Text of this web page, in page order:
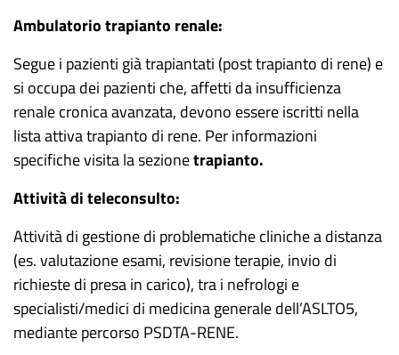
Ambulatorio trapianto renale:
Segue i pazienti già trapiantati (post trapianto di rene) e
si occupa dei pazienti che, affetti da insufficienza
renale cronica avanzata, devono essere iscritti nella
lista attiva trapianto di rene. Per informazioni
specifiche visita la sezionetrapianto.
Attività di teleconsulto:
Attività di gestione di problematiche cliniche a distanza
(es. valutazione esami, revisione terapie, invio di
richieste di presa in carico), tra i nefrologi e
specialisti/medici di medicina generale dell’ASLTO5,
mediante percorso PSDTA-RENE.